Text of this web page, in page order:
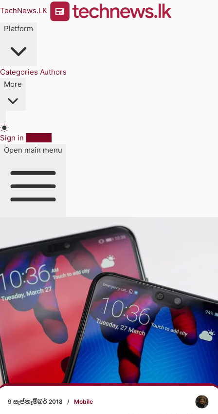
TechNews.LK
Platform
Categories Authors
More
Sign in
Open main menu
9 සැප්තැම්බර් 2018 / Mobile